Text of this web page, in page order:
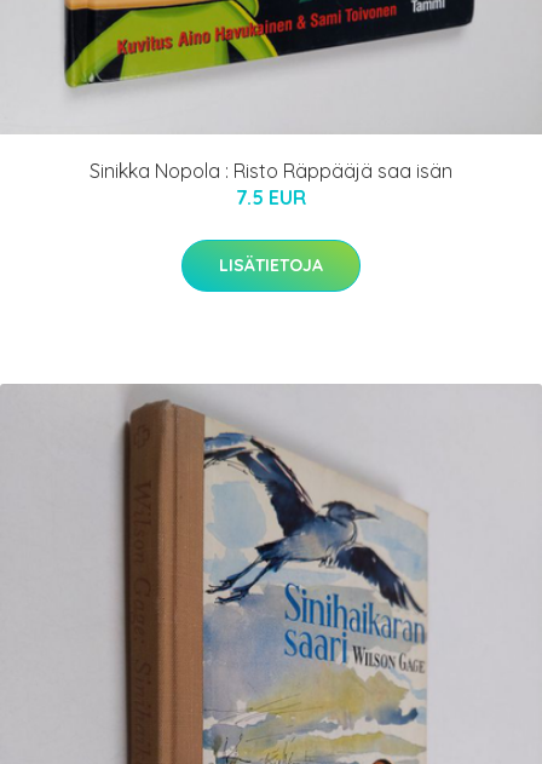
Sinikka Nopola : Risto Räppääjä saa isän
7.5 EUR
LISÄTIETOJA